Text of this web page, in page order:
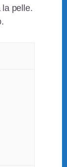
la pelle.